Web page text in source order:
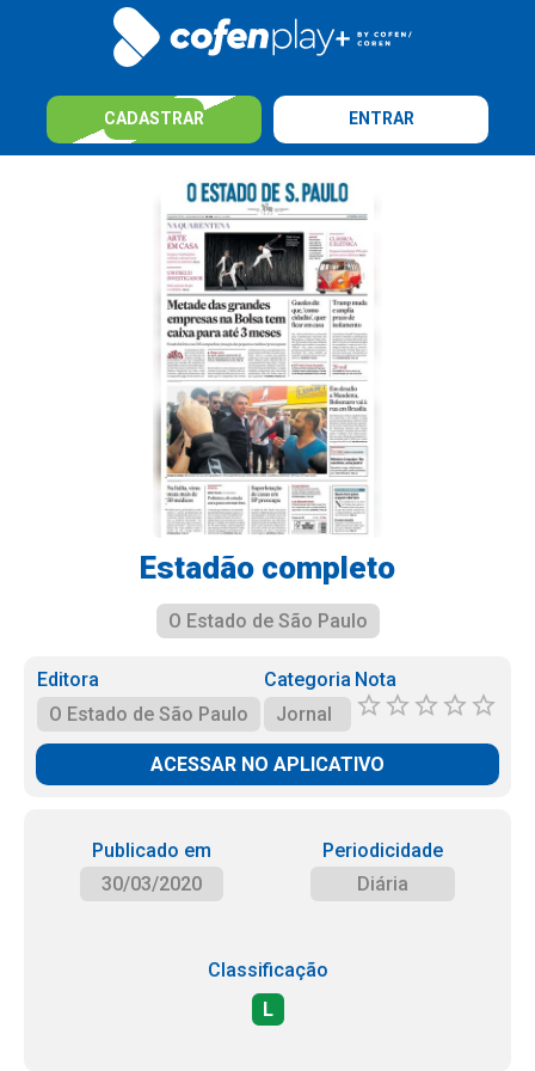
CADASTRAR ENTRAR
Estadão completo
O Estado de São Paulo
Editora
O Estado de São Paulo
Categoria
Jornal
Nota
ACESSAR NO APLICATIVO
Publicado em
30/03/2020
Periodicidade
Diária
Classificação
L